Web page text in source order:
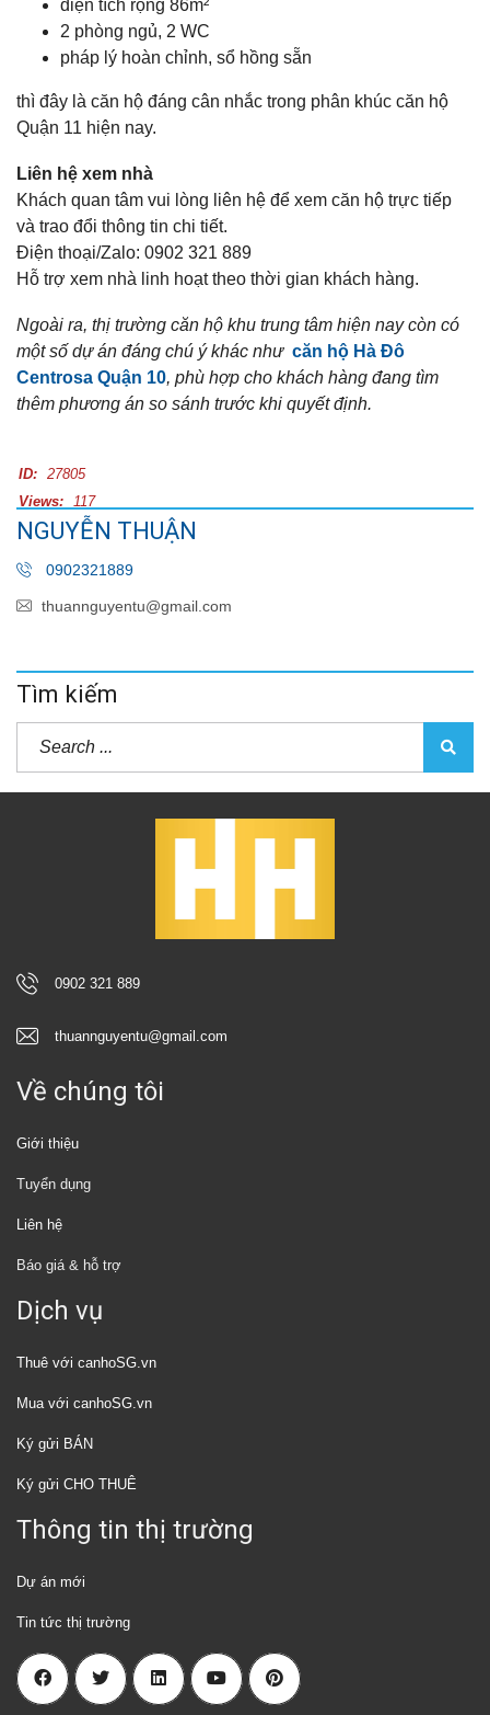
diện tích rộng 86m²
2 phòng ngủ, 2 WC
pháp lý hoàn chỉnh, sổ hồng sẵn
thì đây là căn hộ đáng cân nhắc trong phân khúc căn hộ
Quận 11 hiện nay.
Liên hệ xem nhà
Khách quan tâm vui lòng liên hệ để xem căn hộ trực tiếp
và trao đổi thông tin chi tiết.
Điện thoại/Zalo: 0902 321 889
Hỗ trợ xem nhà linh hoạt theo thời gian khách hàng.
Ngoài ra, thị trường căn hộ khu trung tâm hiện nay còn có
một số dự án đáng chú ý khác như căn hộ Hà Đô
Centrosa Quận 10, phù hợp cho khách hàng đang tìm
thêm phương án so sánh trước khi quyết định.
ID: 27805
Views: 117
NGUYỄN THUẬN
0902321889
thuannguyentu@gmail.com
Tìm kiếm
0902 321 889
thuannguyentu@gmail.com
Về chúng tôi
Giới thiệu
Tuyển dụng
Liên hệ
Báo giá & hỗ trợ
Dịch vụ
Thuê với canhoSG.vn
Mua với canhoSG.vn
Ký gửi BÁN
Ký gửi CHO THUÊ
Thông tin thị trường
Dự án mới
Tin tức thị trường